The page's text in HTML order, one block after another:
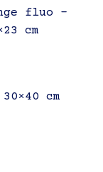
fluo –
cm
cm